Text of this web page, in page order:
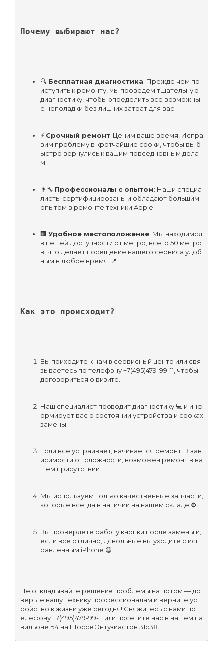
Почему выбирают нас?
🔍 Бесплатная диагностика: Прежде чем пр
иступить к ремонту, мы проведем тщательную
диагностику, чтобы определить все возможны
е неполадки без лишних затрат для вас.
⚡ Срочный ремонт: Ценим ваше время! Испра
вим проблему в кротчайшие сроки, чтобы вы б
ыстро вернулись к вашим повседневным дела
м.
👨‍🔧 Профессионалы с опытом: Наши специа
листы сертифицированы и обладают большим
опытом в ремонте техники Apple.
🏢 Удобное местоположение: Мы находимся
в пешей доступности от метро, всего 50 метро
в, что делает посещение нашего сервиса удоб
ным в любое время. 📍
Как это происходит?
Вы приходите к нам в сервисный центр или свя
зываетесь по телефону +7(495)479-99-11, чтобы
договориться о визите.
Наш специалист проводит диагностику 💻 и инф
ормирует вас о состоянии устройства и сроках
замены.
Если все устраивает, начинается ремонт. В зав
исимости от сложности, возможен ремонт в ва
шем присутствии.
Мы используем только качественные запчасти,
которые всегда в наличии на нашем складе ⚙️.
Вы проверяете работу кнопки после замены и,
если все отлично, довольные вы уходите с исп
равленным iPhone 😃.
Не откладывайте решение проблемы на потом — до
верьте вашу технику профессионалам и верните уст
ройство к жизни уже сегодня! Свяжитесь с нами по т
елефону +7(495)479-99-11 или посетите нас в нашем па
вильоне Б4 на Шоссе Энтузиастов 31с38.